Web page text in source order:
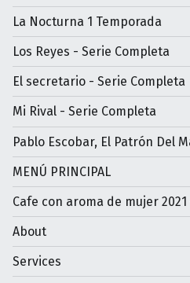
La Nocturna 1 Temporada
Los Reyes - Serie Completa
El secretario - Serie Completa
Mi Rival - Serie Completa
Pablo Escobar, El Patrón Del
MENÚ PRINCIPAL
Cafe con aroma de mujer
About
Services